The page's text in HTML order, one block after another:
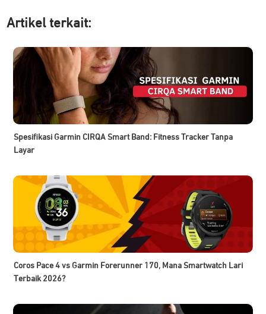
Artikel terkait:
Spesifikasi Garmin CIRQA Smart Band: Fitness Tracker Tanpa
Layar
Coros Pace 4 vs Garmin Forerunner 170, Mana Smartwatch Lari
Terbaik 2026?